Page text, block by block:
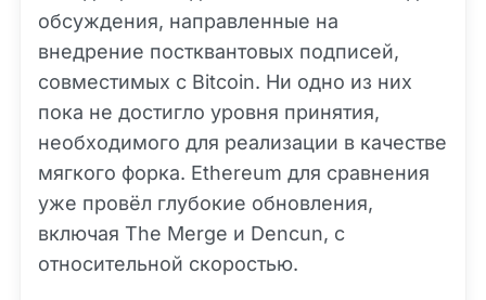
обсуждения, направленные на
внедрение постквантовых подписей,
совместимых с Bitcoin. Ни одно из них
пока не достигло уровня принятия,
необходимого для реализации в качестве
мягкого форка. Ethereum для сравнения
уже провёл глубокие обновления,
включая The Merge и Dencun, с
относительной скоростью.